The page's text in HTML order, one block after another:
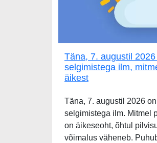
Täna, 7. augustil
selgimistega ilm,
äikest
Täna, 7. augustil 2026
selgimistega ilm. Mitmel
on äikeseoht, õhtul
võimalus väheneb.